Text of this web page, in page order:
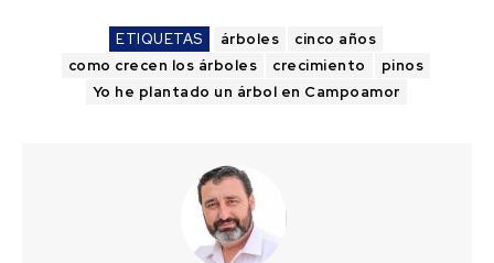
ETIQUETAS árboles
cinco años
como crecen los árboles
crecimiento
pinos
Yo he plantado un árbol en Campoamor